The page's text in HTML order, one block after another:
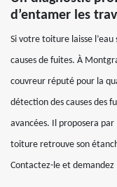
d’entamer les
Si votre toiture laisse
causes de fuites. À
couvreur réputé pour la
détection des causes des
avancées. Il proposera
toiture retrouve son
Contactez-le et demandez